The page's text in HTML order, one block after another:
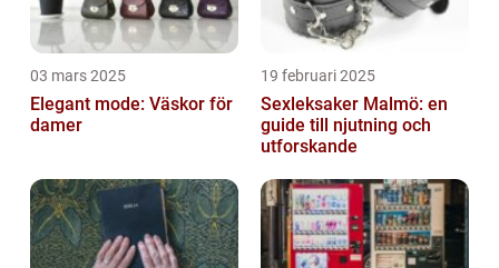
03 mars 2025
Elegant mode: Väskor för
damer
19 februari 2025
Sexleksaker Malmö: en
guide till njutning och
utforskande